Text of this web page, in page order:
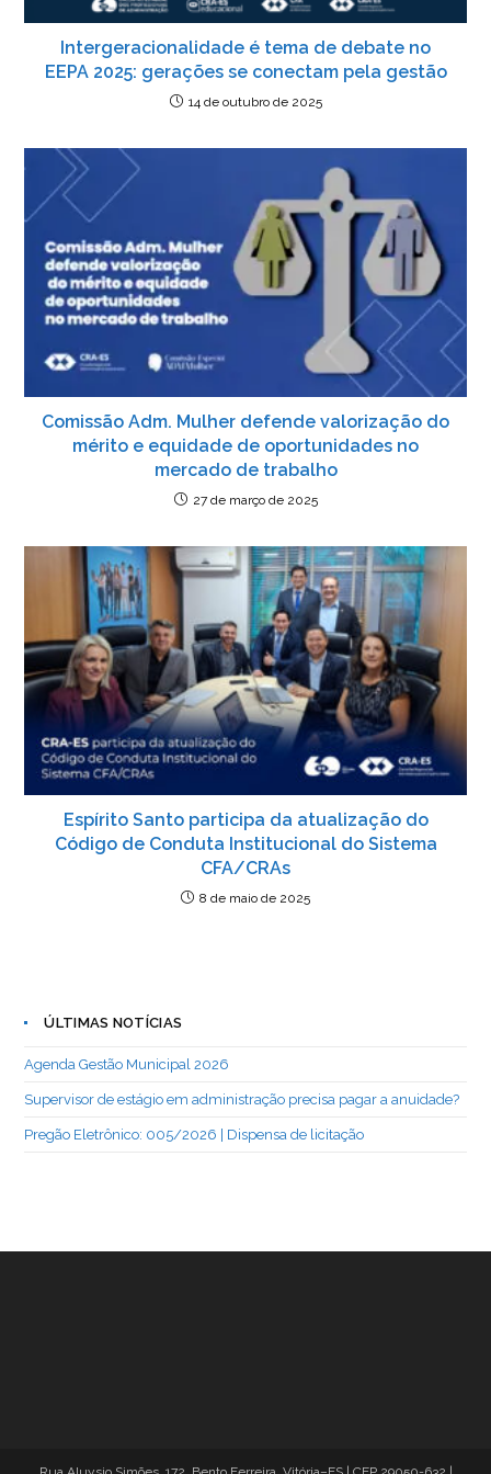
Intergeracionalidade é tema de debate no
EEPA 2025: gerações se conectam pela gestão
14 de outubro de 2025
Comissão Adm. Mulher defende valorização do
mérito e equidade de oportunidades no
mercado de trabalho
27 de março de 2025
Espírito Santo participa da atualização do
Código de Conduta Institucional do Sistema
CFA/CRAs
8 de maio de 2025
ÚLTIMAS NOTÍCIAS
Agenda Gestão Municipal 2026
Supervisor de estágio em administração precisa pagar a anuidade?
Pregão Eletrônico: 005/2026 | Dispensa de licitação